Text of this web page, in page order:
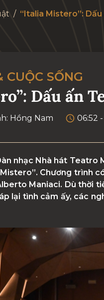
/ “Italia Mistero”:
CUỘC SỐNG
Dấu ấn
Hồng Nam 06:52
nhạc Nhà hát Teatro
Chương trình
Maniaci. Dù thời
lại tình cảm ấy, các